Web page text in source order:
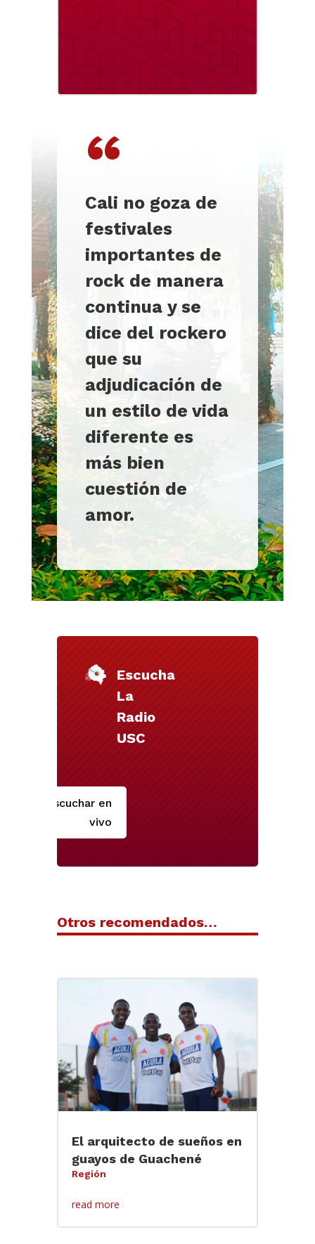
“
Cali no goza de
festivales
importantes de
rock de manera
continua y se
dice del rockero
que su
adjudicación de
un estilo de vida
diferente es
más bien
cuestión de
amor.
Escucha
La
Radio
USC
Escuchar en
vivo
Otros recomendados…
El arquitecto de sueños en
guayos de Guachené
Región
read more